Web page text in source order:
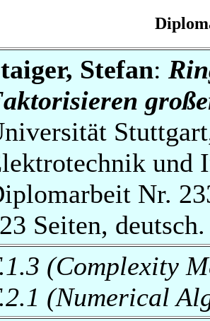
Stefan:
und
Nr.
Seiten, deutsch.
(Complexity
(Numerical